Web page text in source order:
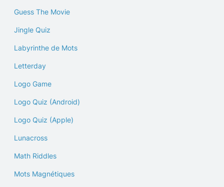
Guess The Movie
Jingle Quiz
Labyrinthe de Mots
Letterday
Logo Game
Logo Quiz (Android)
Logo Quiz (Apple)
Lunacross
Math Riddles
Mots Magnétiques